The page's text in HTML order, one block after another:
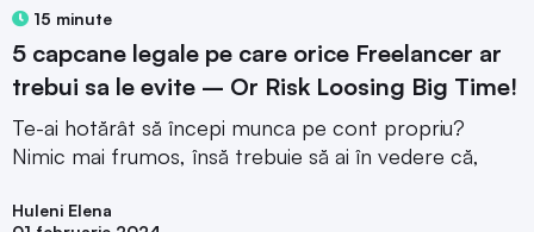
15 minute
5 capcane legale pe care orice Freelancer ar
trebui sa le evite – Or Risk Loosing Big Time!
Te-ai hotărât să începi munca pe cont propriu?
Nimic mai frumos, însă trebuie să ai în vedere că,
Huleni Elena